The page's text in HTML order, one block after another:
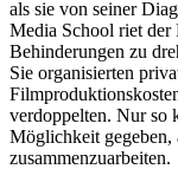
als sie von seiner
Media School riet der
Behinderungen zu
Sie organisierten
verdoppelten. Nur so
Möglichkeit
zusammenzuarbeiten.